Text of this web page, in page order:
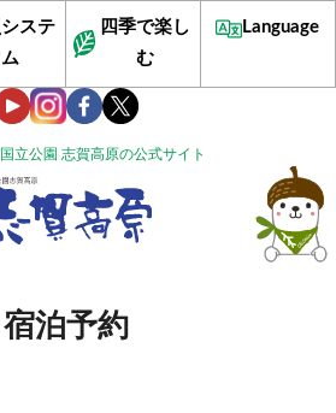
立公園 志賀高原の公式サイト
ステ
ム
四季で楽し
む
Language
宿泊予約